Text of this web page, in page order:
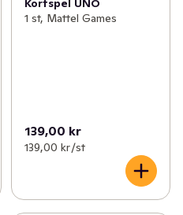
Kortspel UNO
1 st, Mattel Games
139,00 kr
139,00 kr /st